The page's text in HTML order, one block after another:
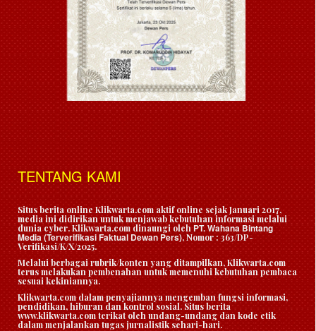
TENTANG KAMI
Situs berita online Klikwarta.com aktif online sejak Januari 2017,
media ini didirikan untuk menjawab kebutuhan informasi melalui
dunia cyber. Klikwarta.com dinaungi oleh PT. Wahana Bintang
Media (Terverifikasi Faktual Dewan Pers), Nomor : 363/DP-
Verifikasi/K/X/2025.
Melalui berbagai rubrik/konten yang ditampilkan, Klikwarta.com
terus melakukan pembenahan untuk memenuhi kebutuhan pembaca
sesuai kekiniannya.
Klikwarta.com dalam penyajiannya mengemban fungsi informasi,
pendidikan, hiburan dan kontrol sosial. Situs berita
www.klikwarta.com terikat oleh undang-undang dan kode etik
dalam menjalankan tugas jurnalistik sehari-hari.